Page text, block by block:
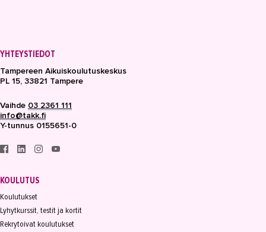
YHTEYSTIEDOT
Tampereen Aikuiskoulutuskeskus
PL 15, 33821 Tampere
Vaihde 03 2361 111
info@takk.fi
Y-tunnus 0155651-0
KOULUTUS
Koulutukset
Lyhytkurssit, testit ja kortit
Rekrytoivat koulutukset